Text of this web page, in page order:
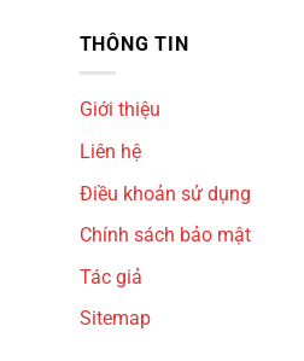
THÔNG TIN
Giới thiệu
Liên hệ
Điều khoản sử dụng
Chính sách bảo mật
Tác giả
Sitemap